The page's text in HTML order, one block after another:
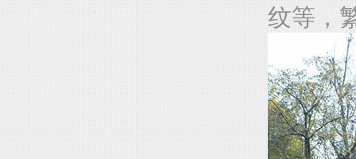
纹等，